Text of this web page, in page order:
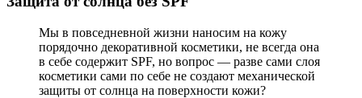
Мы в повседневной жизни наносим на кожу
порядочно декоративной косметики, не всегда она
в себе содержит SPF, но вопрос — разве сами слоя
косметики сами по себе не создают механической
защиты от солнца на поверхности кожи?